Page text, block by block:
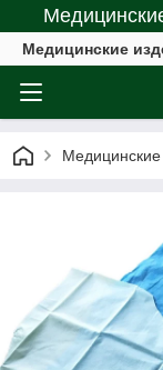
Медицинские
Медицинские